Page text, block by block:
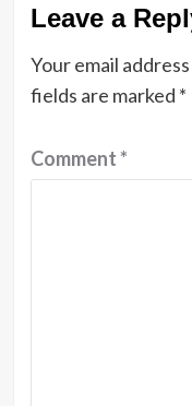
Leave a
Your email
fields are marked *
Comment*